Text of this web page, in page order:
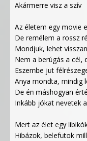
Akármerre visz a szív
Az életem egy movie
De remélem a rossz
Mondjuk, lehet
Nem a berúgás a cél,
Eszembe jut
Anya mondta, mindig
De én máshogyan
Inkább jókat nevetek
Mert az élet egy
Hibázok, belefutok